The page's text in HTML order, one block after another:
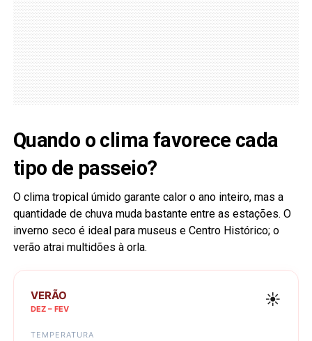
Quando o clima favorece cada
tipo de passeio?
O clima tropical úmido garante calor o ano inteiro, mas a
quantidade de chuva muda bastante entre as estações. O
inverno seco é ideal para museus e Centro Histórico; o
verão atrai multidões à orla.
VERÃO
DEZ – FEV
☀️
TEMPERATURA